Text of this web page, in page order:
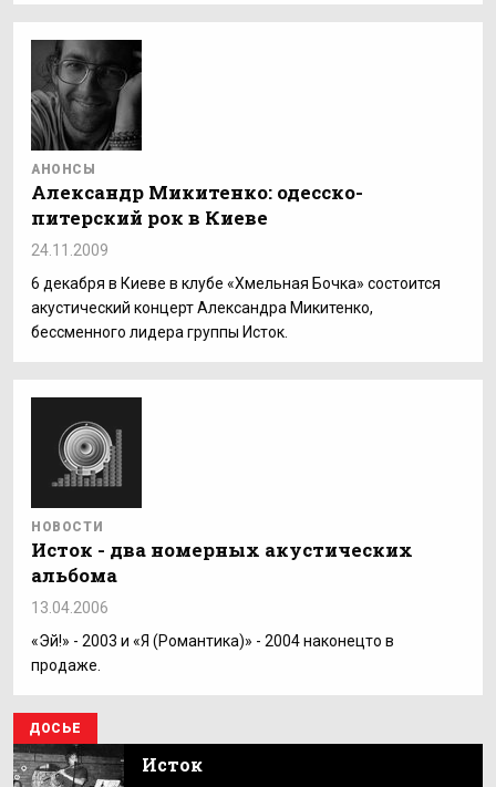
АНОНСЫ
Александр Микитенко: одесско-
питерский рок в Киеве
24.11.2009
6 декабря в Киеве в клубе «Хмельная Бочка» состоится
акустический концерт Александра Микитенко,
бессменного лидера группы Исток.
НОВОСТИ
Исток - два номерных акустических
альбома
13.04.2006
«Эй!» - 2003 и «Я (Романтика)» - 2004 наконецто в
продаже.
ДОСЬЕ
Исток